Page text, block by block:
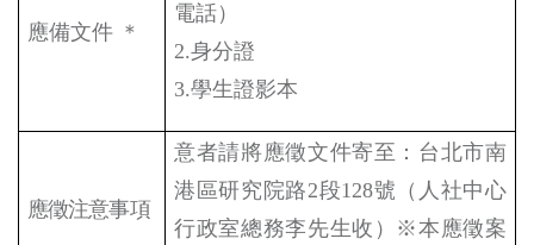
應備文件 ＊
電話）
2.身分證
3.學生證影本
應徵注意事項
意者請將應徵文件寄至：台北市南
港區研究院路2段128號（人社中心
行政室總務李先生收）※本應徵案